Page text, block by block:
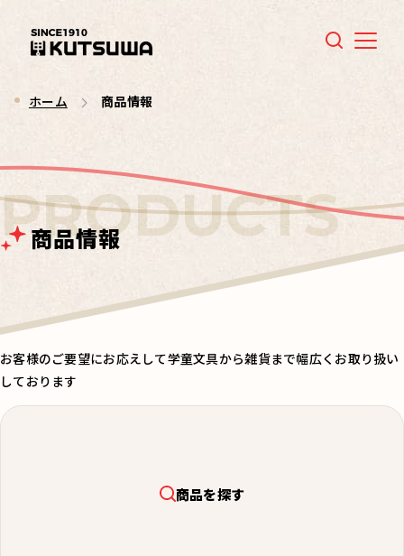
Menu
ホーム 商品情報
商品情報
お客様のご要望にお応えして学童文具から雑貨まで幅広くお取り扱い
しております
商品を探す